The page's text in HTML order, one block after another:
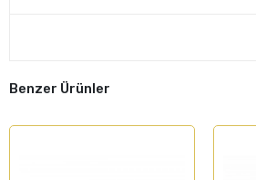
Benzer Ürünler